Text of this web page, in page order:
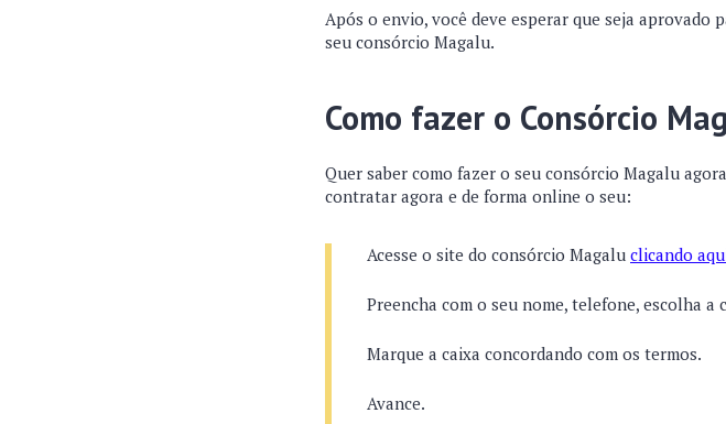
Após o envio, você deve esperar que seja
seu consórcio Magalu.
Como fazer o Consórcio
Quer saber como fazer o seu consórcio Magalu
contratar agora e de forma online o seu:
Acesse o site do consórcio Magalu clicando
Preencha com o seu nome, telefone, escolha a
Marque a caixa concordando com os termos.
Avance.